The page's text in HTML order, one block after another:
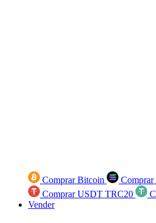
Comprar Bitcoin Comprar
Comprar USDT TRC20
Vender